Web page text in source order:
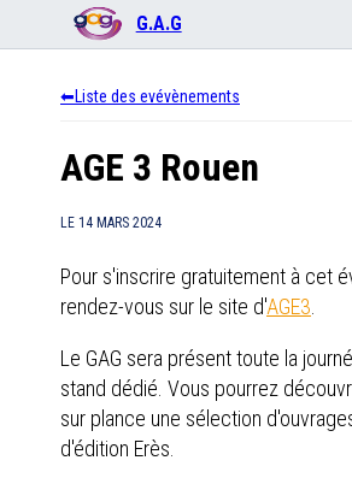
G.A.G
Liste des evévènements
AGE 3 Rouen
LE 14 MARS 2024
Pour s'inscrire gratuitement à cet
rendez-vous sur le site d'AGE3
Le GAG sera présent toute la
stand dédié. Vous pourrez
sur plance une sélection
d'édition Erès.